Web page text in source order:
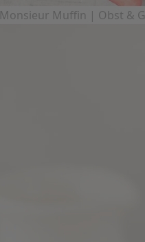
Monsieur Muffin | Obst &